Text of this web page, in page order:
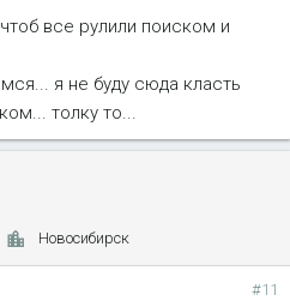
все рулили поиском и
я не буду сюда класть
толку то...
Новосибирск
#11